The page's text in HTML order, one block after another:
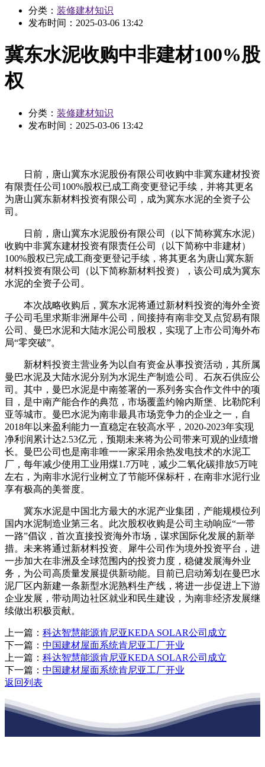
分类： 装修建材知识
发布时间： 2025-03-06 13:42
冀东水泥收购中非建材100%股
权
分类： 装修建材知识
发布时间： 2025-03-06 13:42
日前，唐山冀东水泥股份有限公司收购中非冀东建材投资
有限责任公司100%股权已成工商变更登记手续，并将其更名
为唐山冀东新材料投资有限公司，成为冀东水泥的全资子公
司。
日前，唐山冀东水泥股份有限公司（以下简称冀东水泥）
收购中非冀东建材投资有限责任公司（以下简称中非建材）
100%股权已完成工商变更登记手续，将其更名为唐山冀东新
材料投资有限公司（以下简称新材料投资），该公司成为冀东
水泥的全资子公司。
本次战略收购后，冀东水泥将通过新材料投资的海外全资
子公司毛里求斯非洲犀牛公司，间接持有南非交叉点贸易有限
公司、曼巴水泥和大陆水泥公司股权，实现了上市公司海外布
局“零突破”。
新材料投资主营业务为以自有资金从事投资活动，其所属
曼巴水泥及大陆水泥分别为水泥生产制造公司、石灰石供应公
司。其中，曼巴水泥是中南签署的一系列务实合作文件中的项
目，是中南产能合作的典范，市场覆盖约翰内斯堡、比勒陀利
亚等城市。曼巴水泥为南非最具市场竞争力的企业之一，自
2018年以来盈利能力一直稳定在较高水平，2020-2023年实现
净利润累计达2.53亿元，预期未来将为公司带来可观的业绩增
长。曼巴公司也是南非唯一一家采用余热发电技术的水泥工
厂，每年减少使用工业用煤1.7万吨，减少二氧化碳排放5万吨
左右，为南非水泥行业树立了节能环保标杆，在南非水泥行业
享有极高的美誉度。
冀东水泥是中国北方最大的水泥产业集团，产能规模位列
国内水泥制造业第三名。此次股权收购是公司主动响应“一带
一路”倡议，首次直接投资海外市场，谋求国际化发展的新举
措。未来将通过新材料投资、犀牛公司作为境外投资平台，进
一步加大在非洲及全球范围内的投资力度，稳健发展海外业
务，为公司高质量发展提供新动能。目前已启动筹划在曼巴水
泥厂区内新建一条新型水泥熟料生产线，将进一步促进上下游
企业发展，带动周边社区就业和民生建设，为南非经济发展继
续做出积极贡献。
上一篇： 科达智慧能源肯尼亚KEDA SOLAR公司成立
下一篇： 中国建材屋面系统肯尼亚工厂开业
上一篇： 科达智慧能源肯尼亚KEDA SOLAR公司成立
下一篇： 中国建材屋面系统肯尼亚工厂开业
返回列表